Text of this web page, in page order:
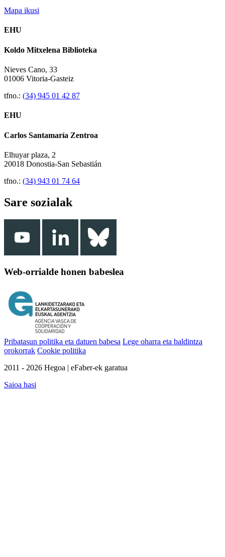
Mapa ikusi
EHU
Koldo Mitxelena Biblioteka
Nieves Cano, 33
01006 Vitoria-Gasteiz
tfno.: (34) 945 01 42 87
EHU
Carlos Santamaría Zentroa
Elhuyar plaza, 2
20018 Donostia-San Sebastián
tfno.: (34) 943 01 74 64
Sare sozialak
Web-orrialde honen babeslea
Pribatasun politika eta datuen babesa Lege oharra eta baldintza
orokorrak Cookie politika
2011 - 2026 Hegoa | eFaber-ek garatua
Saioa hasi